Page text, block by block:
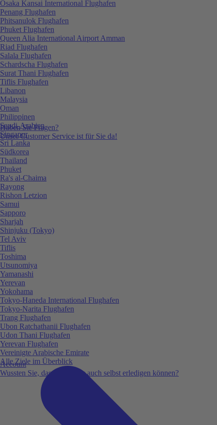
Haben Sie Fragen?
Unser Customer Service ist für Sie da!
Account
Wussten Sie, dass Sie vieles auch selbst erledigen können?
Osaka Kansai International Flughafen
Penang Flughafen
Phitsanulok Flughafen
Phuket Flughafen
Queen Alia International Airport Amman
Riad Flughafen
Salala Flughafen
Schardscha Flughafen
Surat Thani Flughafen
Tiflis Flughafen
Libanon
Malaysia
Oman
Philippinen
Saudi-Arabien
Singapur
Sri Lanka
Südkorea
Thailand
Phuket
Ra's al-Chaima
Rayong
Rishon Letzion
Samui
Sapporo
Sharjah
Shinjuku (Tokyo)
Tel Aviv
Tiflis
Toshima
Utsunomiya
Yamanashi
Yerevan
Yokohama
Tokyo-Haneda International Flughafen
Tokyo-Narita Flughafen
Trang Flughafen
Ubon Ratchathanii Flughafen
Udon Thani Flughafen
Yerevan Flughafen
Vereinigte Arabische Emirate
Alle Ziele im Überblick